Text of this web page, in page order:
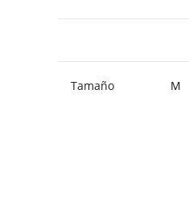
Tamaño M